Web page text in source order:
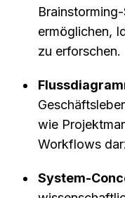
ermöglichen,
zu erforschen.
wie
Workflows
System-